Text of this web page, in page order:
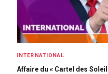
INTERNATIONAL
Affaire du « Cartel des